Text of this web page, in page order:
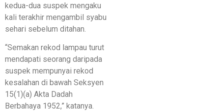
kedua-dua suspek mengaku
kali terakhir mengambil syabu
sehari sebelum ditahan.
“Semakan rekod lampau turut
mendapati seorang daripada
suspek mempunyai rekod
kesalahan di bawah Seksyen
15(1)(a) Akta Dadah
Berbahaya 1952,” katanya.